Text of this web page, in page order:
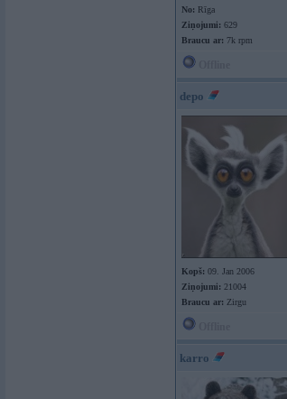
No: Rīga
Ziņojumi: 629
Braucu ar: 7k rpm
depo
Kopš: 09. Jan 2006
Ziņojumi: 21004
Braucu ar: Zirgu
karro